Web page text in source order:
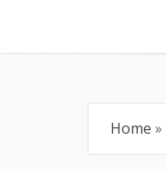
Home »